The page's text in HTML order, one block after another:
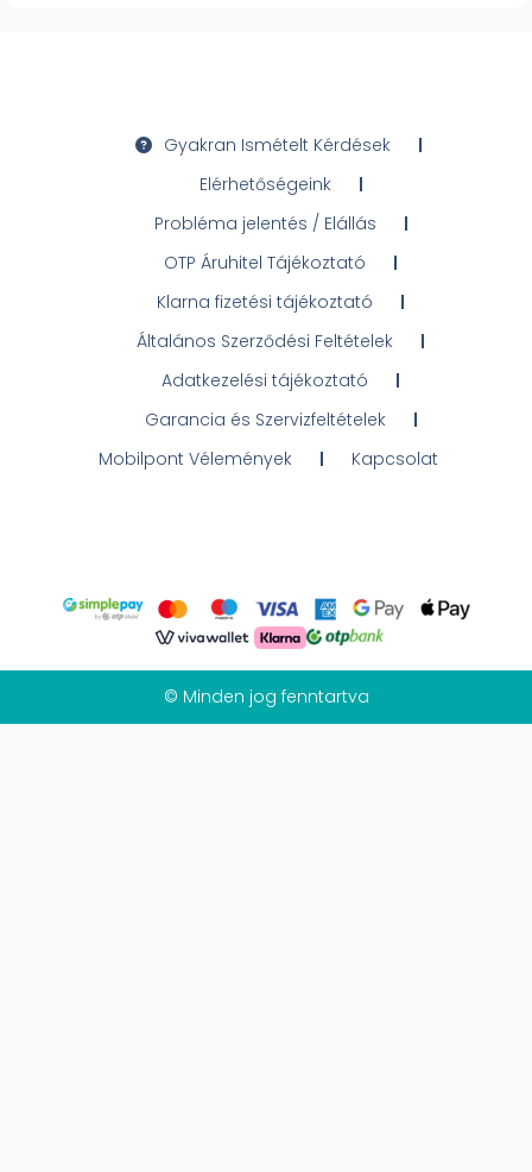
Gyakran Ismételt Kérdések
Elérhetőségeink
Probléma jelentés / Elállás
OTP Áruhitel Tájékoztató
Klarna fizetési tájékoztató
Általános Szerződési Feltételek
Adatkezelési tájékoztató
Garancia és Szervizfeltételek
Mobilpont Vélemények
Kapcsolat
© Minden jog fenntartva